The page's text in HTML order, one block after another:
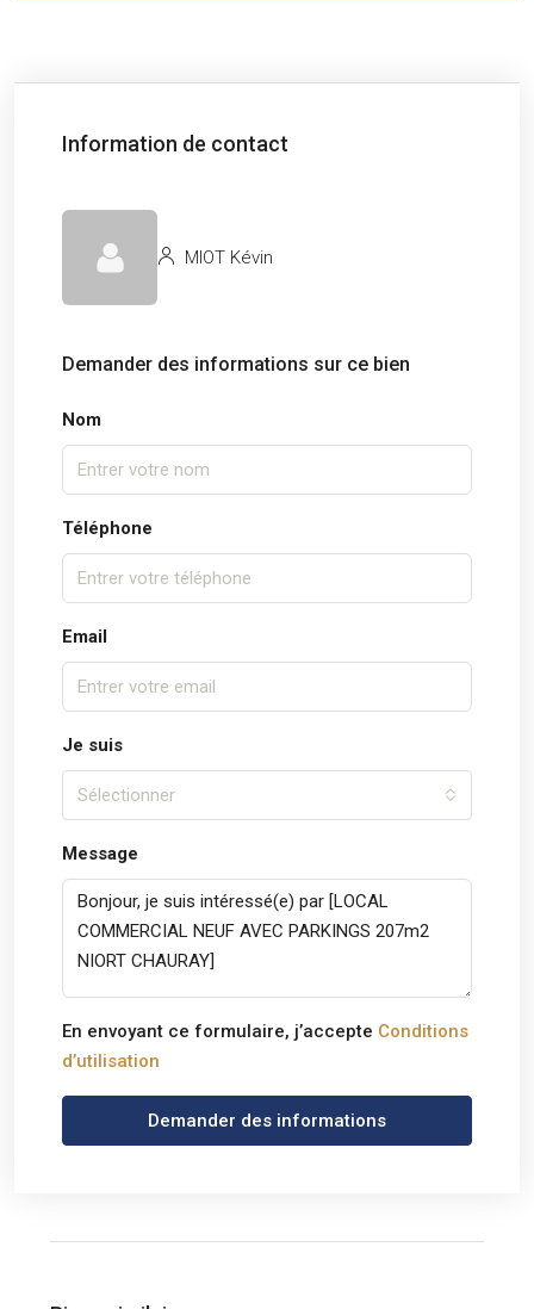
Information de contact
MIOT Kévin
Demander des informations sur ce bien
Nom
Téléphone
Email
Je suis
Sélectionner
Message
En envoyant ce formulaire, j’accepte Conditions
d’utilisation
Demander des informations